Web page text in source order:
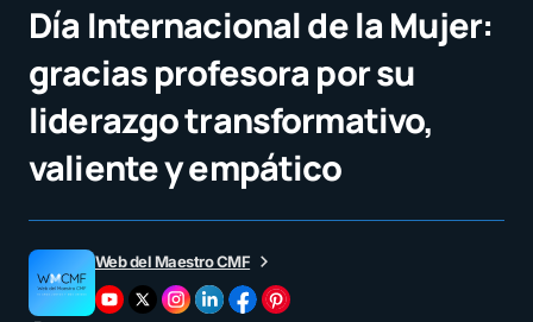
Día Internacional de la Mujer:
gracias profesora por su
liderazgo transformativo,
valiente y empático
Web del Maestro CMF